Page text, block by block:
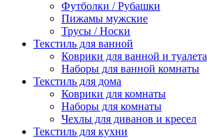
Футболки / Рубашки
Пижамы мужские
Трусы / Носки
Текстиль для ванной
Коврики для ванной и туалета
Наборы для ванной комнаты
Текстиль для дома
Коврики для комнаты
Наборы для комнаты
Чехлы для диванов и кресел
Текстиль для кухни